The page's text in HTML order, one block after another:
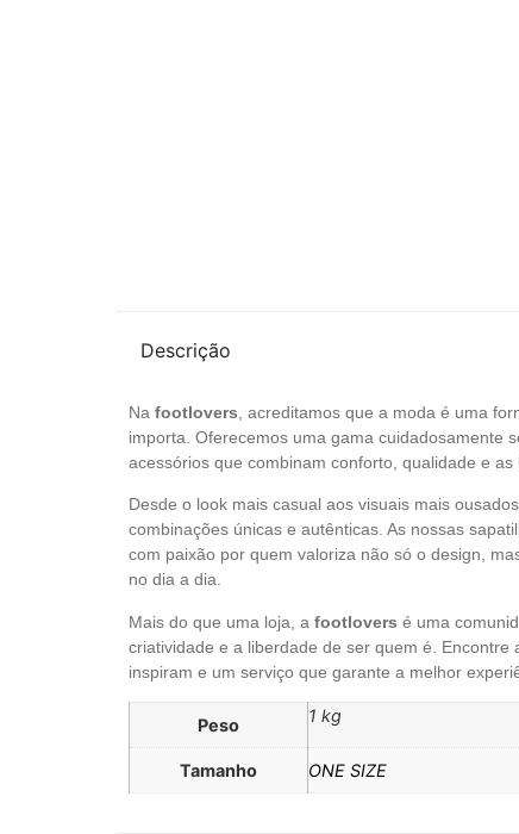
Descrição
Nafootlovers , acreditamos que a moda é uma
importa. Oferecemos uma gama cuidadosamente
acessórios que combinam conforto, qualidade e as
Desde o look mais casual aos visuais mais
combinações únicas e autênticas. As nossas
com paixão por quem valoriza não só o design,
no dia a dia.
Mais do que uma loja, afootlovers é uma
criatividade e a liberdade de ser quem é.
inspiram e um serviço que garante a melhor
Peso 1 kg
Tamanho ONE SIZE